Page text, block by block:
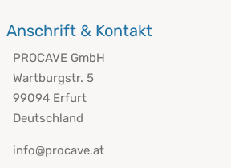
Anschrift & Kontakt
PROCAVE GmbH
Wartburgstr. 5
99094 Erfurt
Deutschland
info@procave.at